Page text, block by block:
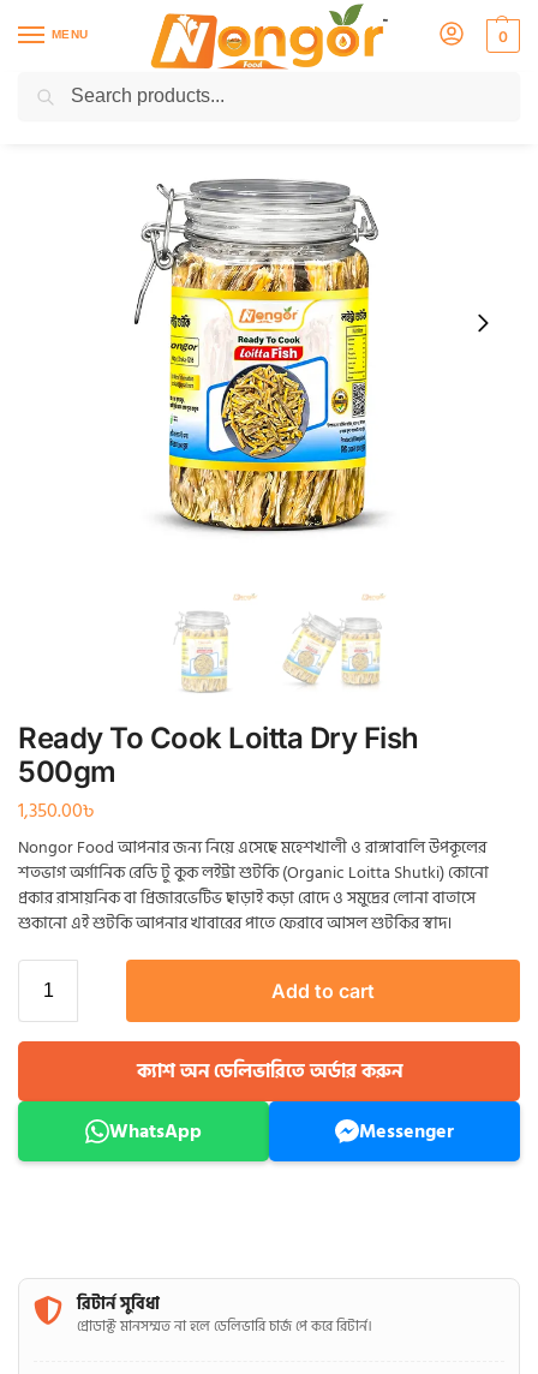
MENU 0
Ready To Cook Loitta Dry Fish
500gm
1,350.00৳
Nongor Food আপনার জন্য নিয়ে এসেছে মহেশখালী ও রাঙ্গাবালি উপকূলের
শতভাগ অর্গানিক রেডি টু কুক লইট্টা শুটকি (Organic Loitta Shutki) কোনো
প্রকার রাসায়নিক বা প্রিজারভেটিভ ছাড়াই কড়া রোদে ও সমুদ্রের লোনা বাতাসে
শুকানো এই শুটকি আপনার খাবারের পাতে ফেরাবে আসল শুটকির স্বাদ।
Add to cart
ক্যাশ অন ডেলিভারিতে অর্ডার করুন
WhatsApp
Messenger
রিটার্ন সুবিধা
প্রোডাক্ট মানসম্মত না হলে ডেলিভারি চার্জ পে করে রিটার্ন।